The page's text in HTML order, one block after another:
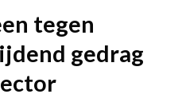
tegen
gedrag